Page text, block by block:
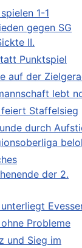
1-1
gegen SG
II.
Punktspiel
auf der
lebt
Staffelsieg
durch
der 2.
Probleme
und Sieg im